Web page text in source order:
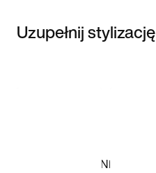
Uzupełnij stylizację